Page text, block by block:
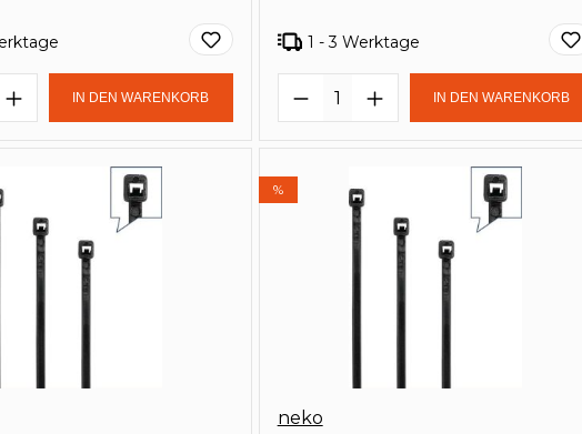
Anzahl: Gib den gewünschten Wert ein
IN DEN WARENKORB
1 - 3 Werktage
Produkt Anzahl: Gib
IN DEN WARENKORB
%
neko